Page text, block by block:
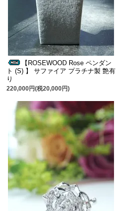
【ROSEWOOD Rose ペンダン
ト (S) 】 サファイア プラチナ製 艶有
り
220,000円(税20,000円)